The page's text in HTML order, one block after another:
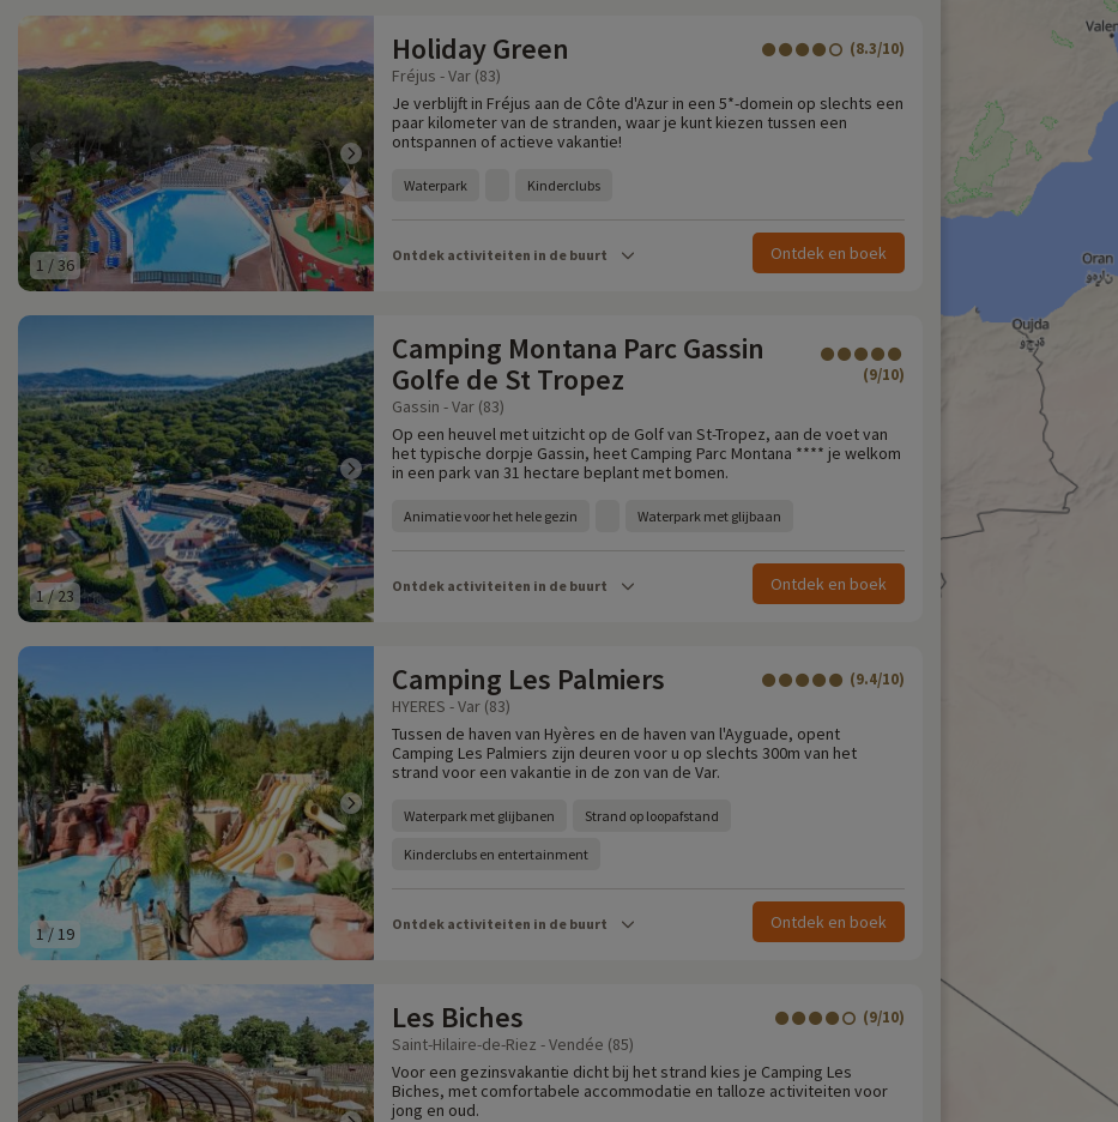
1 /36
Holiday Green (8.3/10)
Fréjus - Var (83)
Je verblijft in Fréjus aan de Côte d'Azur in een 5*-domein op slechts een
paar kilometer van de stranden, waar je kunt kiezen tussen een
ontspannen of actieve vakantie!
Waterpark Kinderclubs
Ontdek activiteiten in de buurt Ontdek en boek
1/23
Camping Montana Parc Gassin
Golfe de St Tropez
(9/10)
Gassin - Var (83)
Op een heuvel met uitzicht op de Golf van St-Tropez, aan de voet van
het typische dorpje Gassin, heet Camping Parc Montana **** je welkom
in een park van 31 hectare beplant met bomen.
Animatie voor het hele gezin Waterpark met glijbaan
Ontdek activiteiten in de buurt Ontdek en boek
1/19
Camping Les Palmiers (9.4/10)
HYERES - Var (83)
Tussen de haven van Hyères en de haven van l'Ayguade, opent
Camping Les Palmiers zijn deuren voor u op slechts 300m van het
strand voor een vakantie in de zon van de Var.
Waterpark met glijbanen Strand op loopafstand
Kinderclubs en entertainment
Ontdek activiteiten in de buurt Ontdek en boek
Les Biches (9/10)
Saint-Hilaire-de-Riez - Vendée (85)
Voor een gezinsvakantie dicht bij het strand kies je Camping Les
Biches, met comfortabele accommodatie en talloze activiteiten voor
jong en oud.